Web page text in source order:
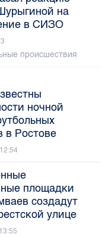
на
в СИЗО
происшествия
ночной
в Ростове
площадки
создадут
улице